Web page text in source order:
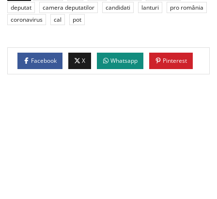
deputat
camera deputatilor candidati lanturi
pro românia
coronavirus
cal pot
Facebook X Whatsapp Pinterest